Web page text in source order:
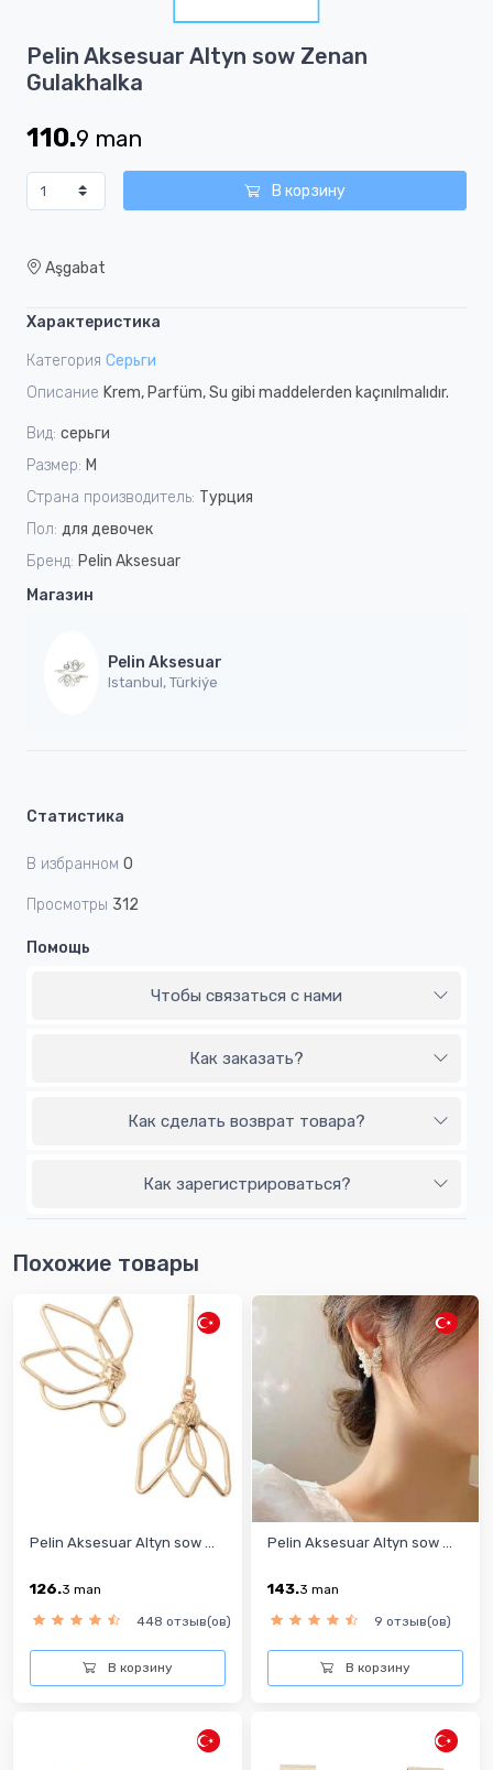
1
of
Pelin Aksesuar Altyn sow Zenan
Gulakhalka
110.9 man
В корзину
Aşgabat
Характеристика
Категория Серьги
Описание Krem, Parfüm, Su gibi maddelerden kaçınılmalıdır.
Вид: серьги
Размер: M
Страна производитель: Турция
Пол: для девочек
Бренд: Pelin Aksesuar
Магазин
Pelin Aksesuar
Istanbul, Türkiýe
Статистика
В избранном 0
Просмотры 312
Помощь
Чтобы связаться с нами
Как заказать?
Как сделать возврат товара?
Как зарегистрироваться?
Похожие товары
Pelin Aksesuar Altyn sow ...
126.3 man
448 отзыв(ов)
В корзину
Pelin Aksesuar Altyn sow ...
143.3 man
9 отзыв(ов)
В корзину